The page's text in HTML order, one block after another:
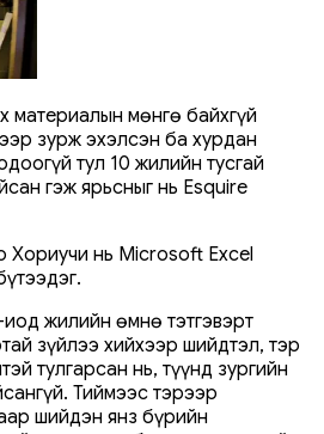
материалын мөнгө байхгүй
зурж эхэлсэн ба хурдан
тул 10 жилийн тусгай
гэж ярьсныг нь Esquire
Хориучи нь Microsoft Excel
жилийн өмнө тэтгэвэрт
зүйлээ хийхээр шийдтэл, тэр
тулгарсан нь, түүнд зургийн
Тиймээс тэрээр
шийдэн янз бүрийн